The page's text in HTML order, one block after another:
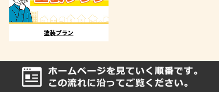
塗装プラン